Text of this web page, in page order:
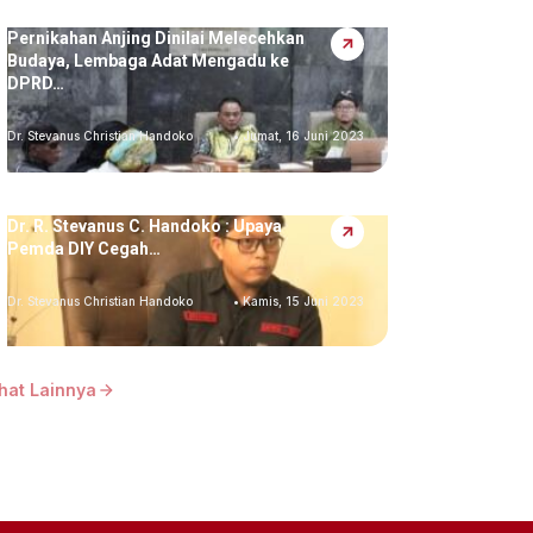
Pernikahan Anjing Dinilai Melecehkan
Budaya, Lembaga Adat Mengadu ke
DPRD…
Dr. Stevanus Christian Handoko • Jumat, 16 Juni 2023
Dr. R. Stevanus C. Handoko : Upaya
Pemda DIY Cegah…
Dr. Stevanus Christian Handoko • Kamis, 15 Juni 2023
Lainnya